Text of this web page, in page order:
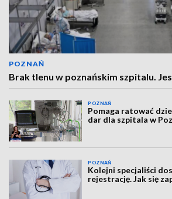
POZNAŃ
Brak tlenu w poznańskim szpitalu.
POZNAŃ
Pomaga ratować
dar dla szpitala w
POZNAŃ
Kolejni specjaliści
rejestrację. Jak się